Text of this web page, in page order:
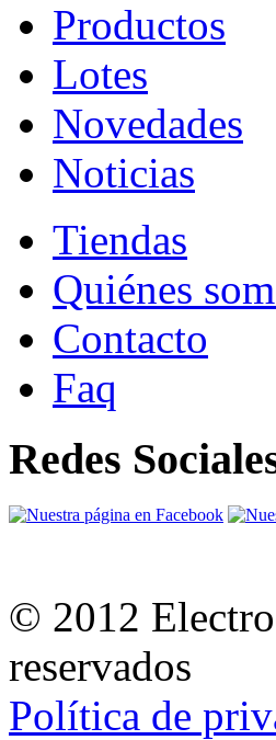
Productos
Lotes
Novedades
Noticias
Tiendas
Quiénes
Contacto
Faq
Redes
© 2012
reservados
Política de